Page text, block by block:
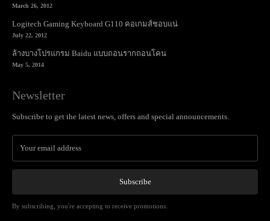
March 26, 2012
Logitech Gaming Keyboard G110 คอเกมส์ชอบแน่
July 22, 2012
ล้างบางโปรแกรม Baidu แบบถอนรากถอนโคน
May 5, 2014
Newsletter
Subscribe to get the latest news, offers and special announcements.
Subscribe
By subscribing, you're accepting to receive promotions.